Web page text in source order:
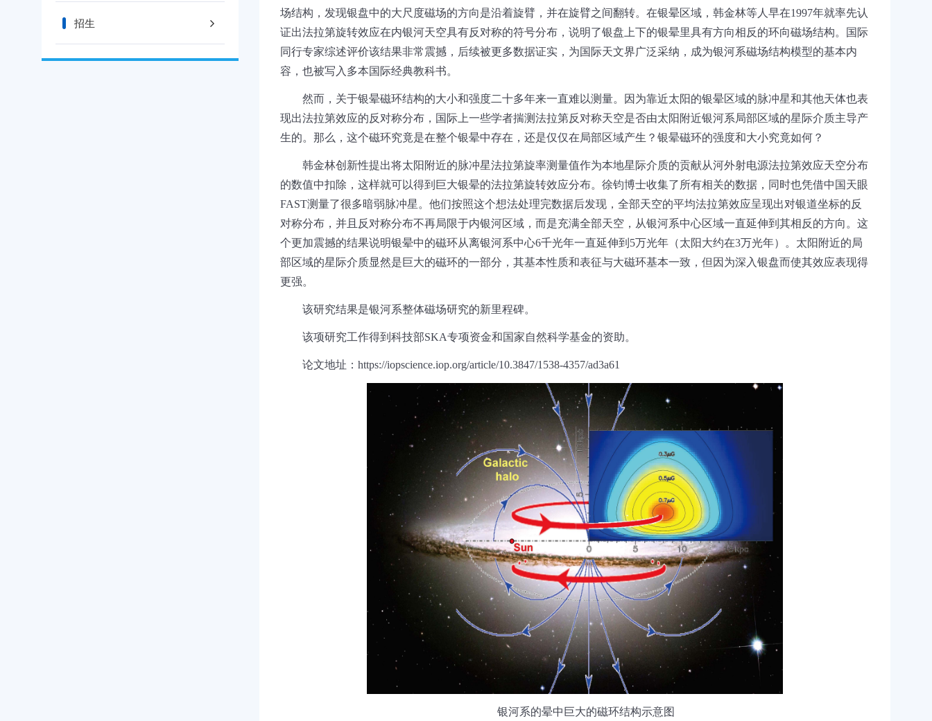
招生
场结构，发现银盘中的大尺度磁场的方向是沿着旋臂，并在旋臂之间翻转。在银晕区域，韩金林等人早在1997年就率先认
证出法拉第旋转效应在内银河天空具有反对称的符号分布，说明了银盘上下的银晕里具有方向相反的环向磁场结构。国际
同行专家综述评价该结果非常震撼，后续被更多数据证实，为国际天文界广泛采纳，成为银河系磁场结构模型的基本内
容，也被写入多本国际经典教科书。
然而，关于银晕磁环结构的大小和强度二十多年来一直难以测量。因为靠近太阳的银晕区域的脉冲星和其他天体也表
现出法拉第效应的反对称分布，国际上一些学者揣测法拉第反对称天空是否由太阳附近银河系局部区域的星际介质主导产
生的。那么，这个磁环究竟是在整个银晕中存在，还是仅仅在局部区域产生？银晕磁环的强度和大小究竟如何？
韩金林创新性提出将太阳附近的脉冲星法拉第旋率测量值作为本地星际介质的贡献从河外射电源法拉第效应天空分布
的数值中扣除，这样就可以得到巨大银晕的法拉第旋转效应分布。徐钧博士收集了所有相关的数据，同时也凭借中国天眼
FAST测量了很多暗弱脉冲星。他们按照这个想法处理完数据后发现，全部天空的平均法拉第效应呈现出对银道坐标的反
对称分布，并且反对称分布不再局限于内银河区域，而是充满全部天空，从银河系中心区域一直延伸到其相反的方向。这
个更加震撼的结果说明银晕中的磁环从离银河系中心6千光年一直延伸到 5万光年（太阳大约在3万光年）。太阳附近的局
部区域的星际介质显然是巨大的磁环的一部分，其基本性质和表征与大磁环基本一致，但因为深入银盘而使其效应表现得
更强。
该研究结果是银河系整体磁场研究的新里程碑。
该项研究工作得到科技部SKA专项资金和国家自然科学基金的资助。
论文地址： https://iopscience.iop.org/article/10.3847/1538-4357/ad3a61
银河系的晕中巨大的磁环结构示意图